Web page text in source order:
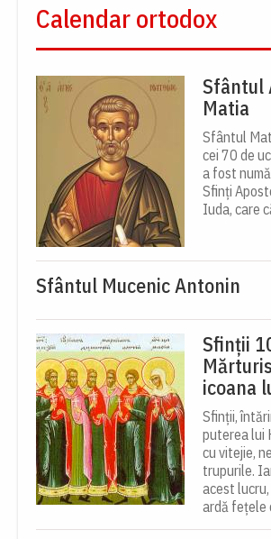
Calendar ortodox
Sfântul
Matia
Sfântul
cei 70 de
a fost
Sfinți
Iuda, care
Sfântul Mucenic Antonin
Sfinții
icoana
Sfinții,
puterea lui
cu vitejie,
trupurile.
acest
ardă fețele